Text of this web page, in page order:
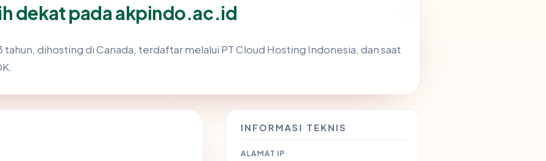
dekat pada akpindo.ac.id
tahun, dihosting di Canada, terdaftar melalui PT Cloud Hosting Indonesia, dan saat
INFORMASI TEKNIS
ALAMAT IP